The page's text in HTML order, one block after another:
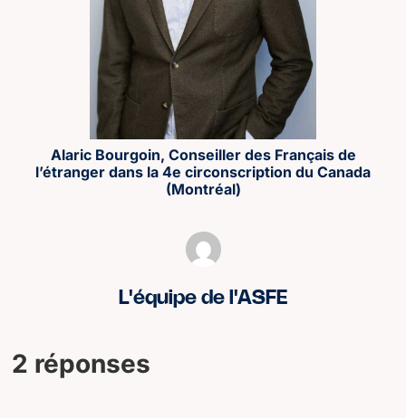
Alaric Bourgoin, Conseiller des Français de
l’étranger dans la 4e circonscription du Canada
(Montréal)
L'équipe de l'ASFE
2 réponses